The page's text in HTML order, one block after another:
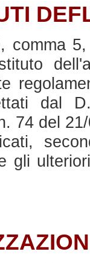
dal
74 del
gli